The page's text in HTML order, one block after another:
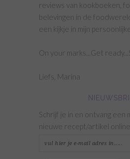
reviews van kookboeken,
belevingen in de
een kijkje in mijn
On your marks...Get
Liefs, Marina
Schrijf je in en ontvang een
nieuwe recept/artikel
vul